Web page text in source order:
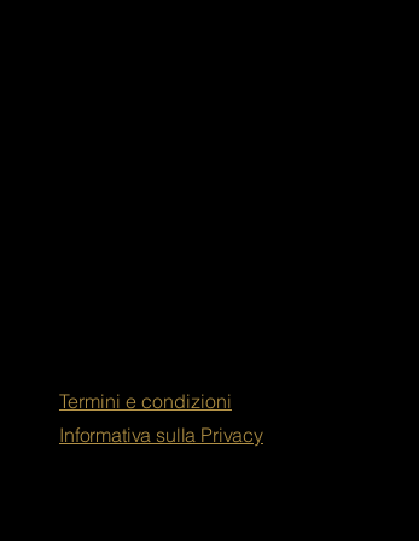
Termini e condizioni
Informativa sulla Privacy